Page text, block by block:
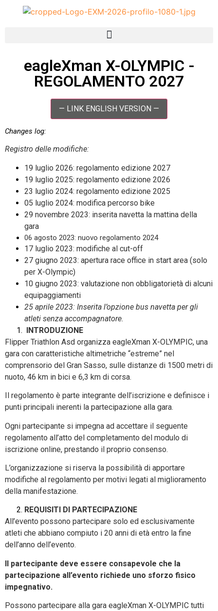
eagleXman X-OLYMPIC -
REGOLAMENTO 2027
— LINK ENGLISH VERSION —
Changes log:
Registro delle modifiche:
19 luglio 2026: regolamento edizione 2027
19 luglio 2025: regolamento edizione 2026
23 luglio 2024: regolamento edizione 2025
05 luglio 2024: modifica percorso bike
29 novembre 2023: inserita navetta la mattina della
gara
06 agosto 2023: nuovo regolamento 2024
17 luglio 2023: modifiche al cut-off
27 giugno 2023: apertura race office in start area (solo
per X-Olympic)
10 giugno 2023: valutazione non obbligatorietà di alcuni
equipaggiamenti
25 aprile 2023: Inserita l’opzione bus navetta per gli
atleti senza accompagnatore.
INTRODUZIONE
Flipper Triathlon Asd organizza eagleXman X-OLYMPIC, una
gara con caratteristiche altimetriche “estreme” nel
comprensorio del Gran Sasso, sulle distanze di 1500 metri di
nuoto, 46 km in bici e 6,3 km di corsa.
Il regolamento è parte integrante dell’iscrizione e definisce i
punti principali inerenti la partecipazione alla gara.
Ogni partecipante si impegna ad accettare il seguente
regolamento all’atto del completamento del modulo di
iscrizione online, prestando il proprio consenso.
L’organizzazione si riserva la possibilità di apportare
modifiche al regolamento per motivi legati al miglioramento
della manifestazione.
REQUISITI DI PARTECIPAZIONE
All’evento possono partecipare solo ed esclusivamente
atleti che abbiano compiuto i 20 anni di età entro la fine
dell’anno dell’evento.
Il partecipante deve essere consapevole che la
partecipazione all’evento richiede uno sforzo fisico
impegnativo.
Possono partecipare alla gara eagleXman X-OLYMPIC tutti